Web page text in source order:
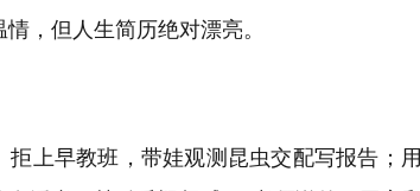
，但人生简历绝对漂亮。
拒上早教班，带娃观测昆虫交配写报告；